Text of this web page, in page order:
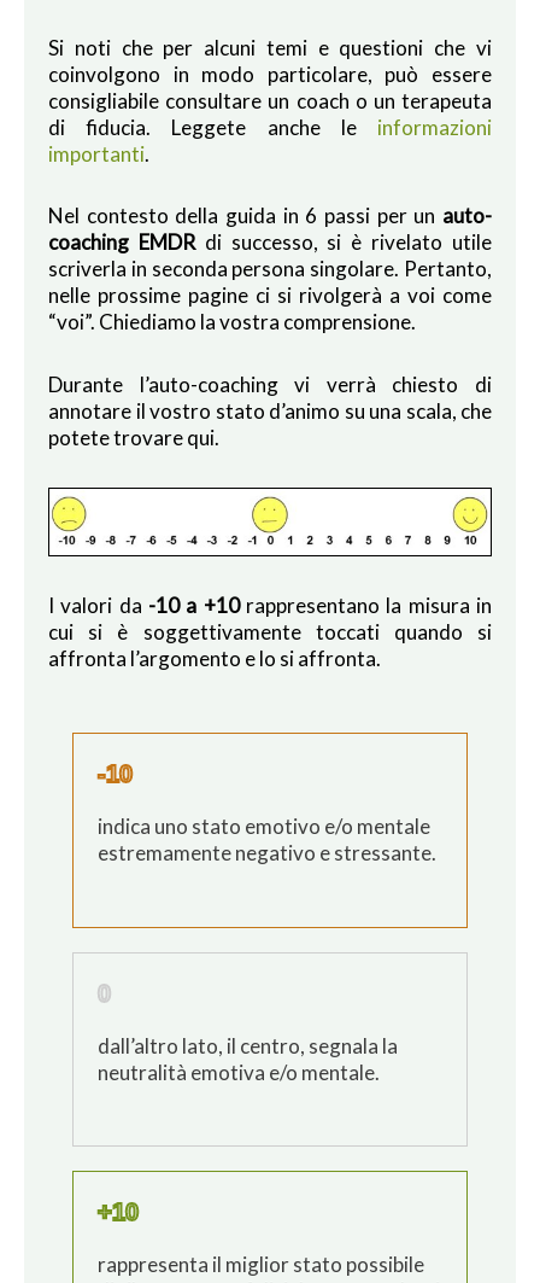
Si noti che per alcuni temi e questioni che vi
coinvolgono in modo particolare, può essere
consigliabile consultare un coach o un terapeuta
di fiducia. Leggete anche le informazioni
importanti.
Nel contesto della guida in 6 passi per un auto-
coaching EMDRdi successo, si è rivelato utile
scriverla in seconda persona singolare. Pertanto,
nelle prossime pagine ci si rivolgerà a voi come
“voi”. Chiediamo la vostra comprensione.
Durante l’auto-coaching vi verrà chiesto di
annotare il vostro stato d’animo su una scala, che
potete trovare qui.
I valori da -10 a +10rappresentano la misura in
cui si è soggettivamente toccati quando si
affronta l’argomento e lo si affronta.
-10
indica uno stato emotivo e/o mentale
estremamente negativo e stressante.
0
dall’altro lato, il centro, segnala la
neutralità emotiva e/o mentale.
+10
rappresenta il miglior stato possibile